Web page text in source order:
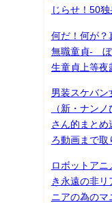
じらせ！50
何だ！何が
無職童貞- ぼ
生童貞上等夜
男装スケバン
（新・ナン
さん的まと
ろ動画まで取
ロボットアニ
き永遠の非
ニアの為のマ